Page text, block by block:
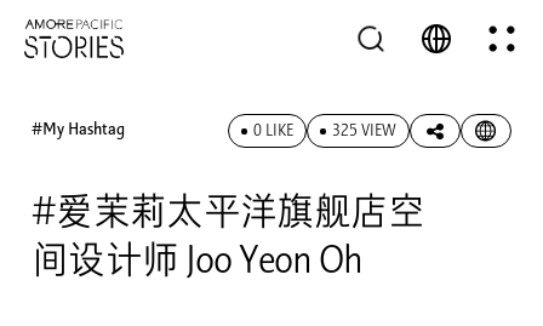
#My Hashtag 0 LIKE 325 VIEW
#爱茉莉太平洋旗舰店空
间设计师 Joo Yeon Oh